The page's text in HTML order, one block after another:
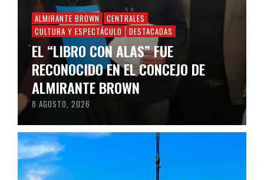
ALMIRANTE BROWN
CENTRALES
CULTURA Y ESPECTÁCULO
DESTACADAS
EL “LIBRO CON ALAS” FUE
RECONOCIDO EN EL CONCEJO DE
ALMIRANTE BROWN
8 AGOSTO, 2026